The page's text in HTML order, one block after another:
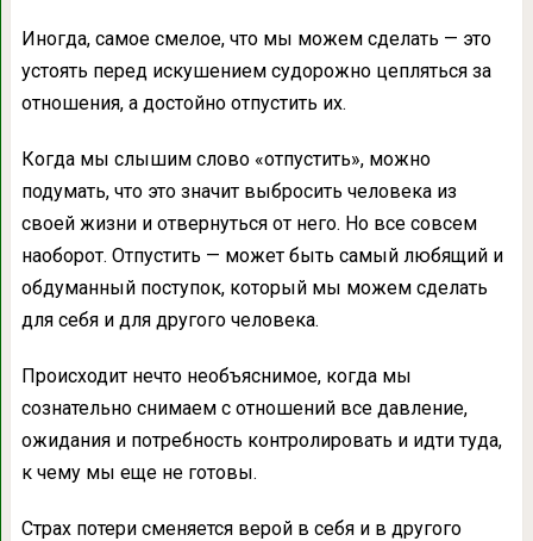
Иногда, самое смелое, что мы можем сделать — это
устоять перед искушением судорожно цепляться за
отношения, а достойно отпустить их.
Когда мы слышим слово «отпустить», можно
подумать, что это значит выбросить человека из
своей жизни и отвернуться от него. Но все совсем
наоборот. Отпустить — может быть самый любящий и
обдуманный поступок, который мы можем сделать
для себя и для другого человека.
Происходит нечто необъяснимое, когда мы
сознательно снимаем с отношений все давление,
ожидания и потребность контролировать и идти туда,
к чему мы еще не готовы.
Страх потери сменяется верой в себя и в другого